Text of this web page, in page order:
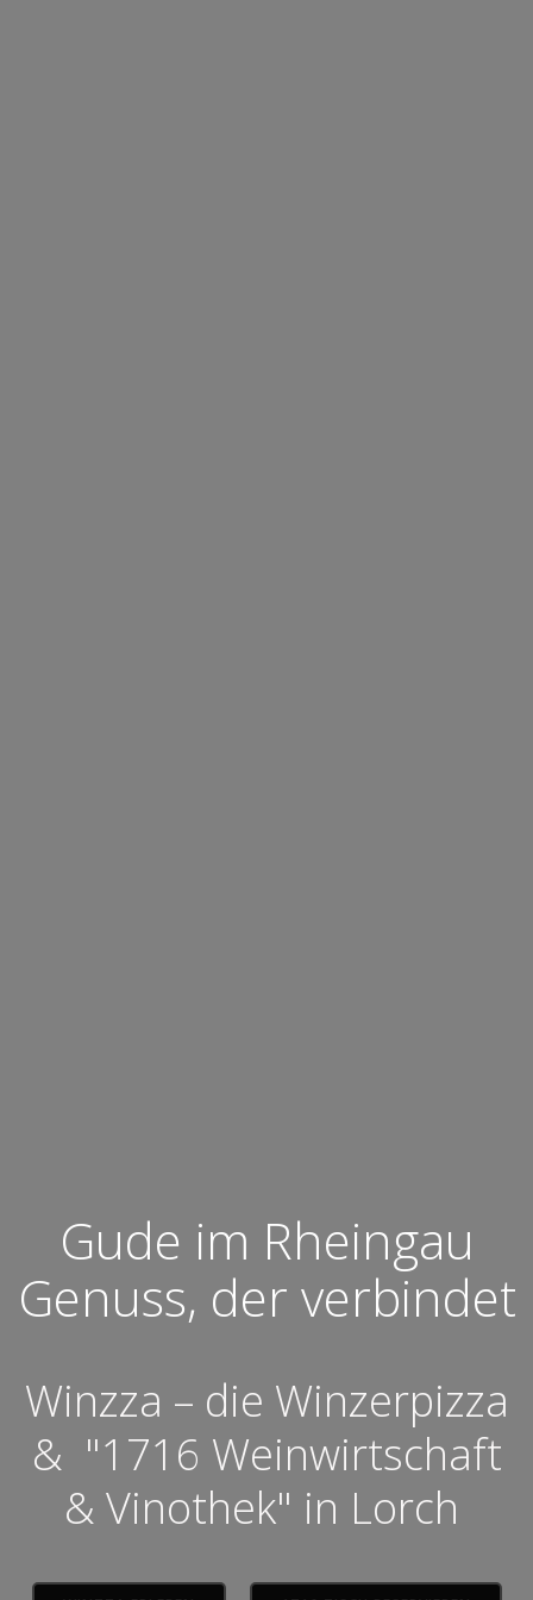
Gude im Rheingau
Genuss, der verbindet
Winzza – die Winzerpizza
& "1716 Weinwirtschaft
& Vinothek" in Lorch